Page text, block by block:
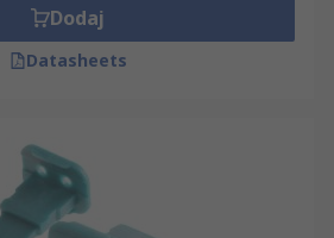
Dodaj
Datasheets